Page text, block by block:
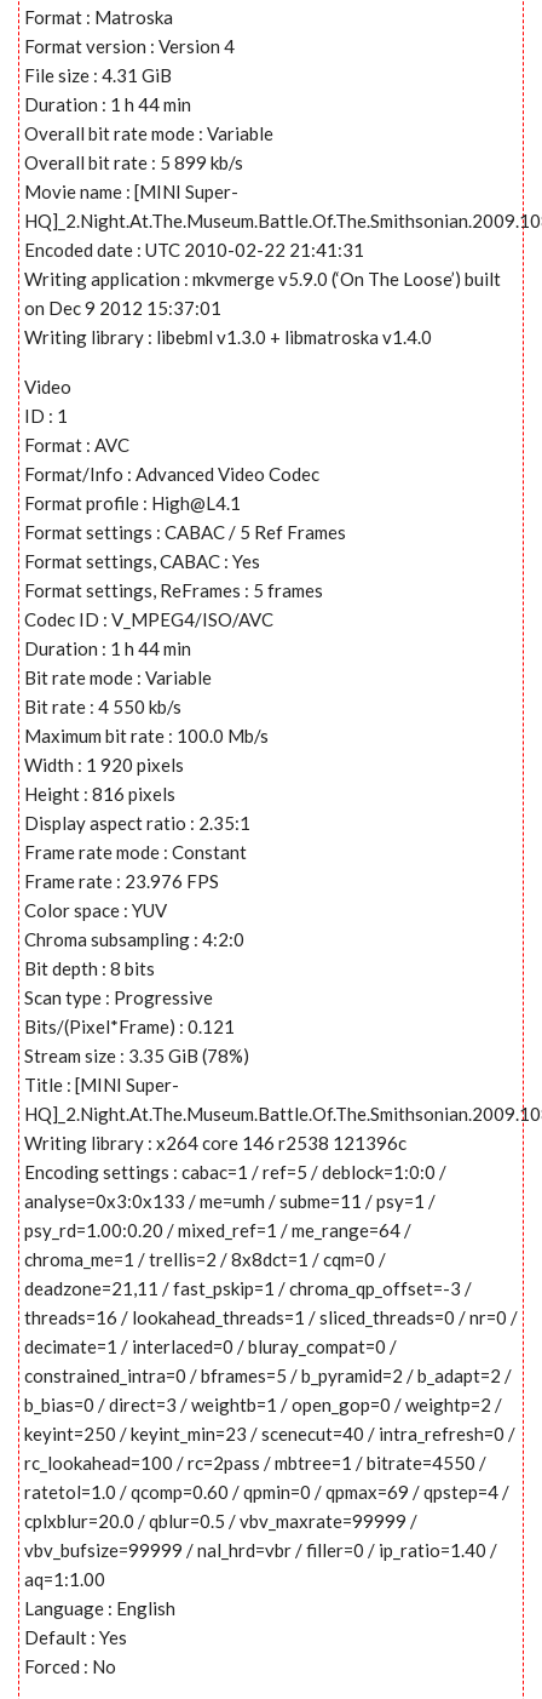
Format : Matroska
Format version : Version 4
File size : 4.31 GiB
Duration : 1 h 44 min
Overall bit rate mode : Variable
Overall bit rate : 5 899 kb/s
Movie name : [MINI Super-
Encoded date : UTC 2010-02-22 21:41:31
Writing application : mkvmerge v5.9.0 (‘On The Loose’) built
on Dec 9 2012 15:37:01
Writing library : libebml v1.3.0 + libmatroska v1.4.0
Video
ID : 1
Format : AVC
Format/Info : Advanced Video Codec
Format profile : High@L4.1
Format settings : CABAC / 5 Ref Frames
Format settings, CABAC : Yes
Format settings, ReFrames : 5 frames
Codec ID : V_MPEG4/ISO/AVC
Duration : 1 h 44 min
Bit rate mode : Variable
Bit rate : 4 550 kb/s
Maximum bit rate : 100.0 Mb/s
Width : 1 920 pixels
Height : 816 pixels
Display aspect ratio : 2.35:1
Frame rate mode : Constant
Frame rate : 23.976 FPS
Color space : YUV
Chroma subsampling : 4:2:0
Bit depth : 8 bits
Scan type : Progressive
Bits/(Pixel*Frame) : 0.121
Stream size : 3.35 GiB (78%)
Title : [MINI Super-
Writing library : x264 core 146 r2538 121396c
Encoding settings : cabac=1 / ref=5 / deblock=1:0:0 /
analyse=0x3:0x133 / me=umh / subme=11 / psy=1 /
psy_rd=1.00:0.20 / mixed_ref=1 / me_range=64 /
chroma_me=1 / trellis=2 / 8x8dct=1 / cqm=0 /
deadzone=21,11 / fast_pskip=1 / chroma_qp_offset=-3 /
threads=16 / lookahead_threads=1 / sliced_threads=0 / nr=0 /
decimate=1 / interlaced=0 / bluray_compat=0 /
constrained_intra=0 / bframes=5 / b_pyramid=2 / b_adapt=2 /
b_bias=0 / direct=3 / weightb=1 / open_gop=0 / weightp=2 /
keyint=250 / keyint_min=23 / scenecut=40 / intra_refresh=0 /
rc_lookahead=100 / rc=2pass / mbtree=1 / bitrate=4550 /
ratetol=1.0 / qcomp=0.60 / qpmin=0 / qpmax=69 / qpstep=4 /
cplxblur=20.0 / qblur=0.5 / vbv_maxrate=99999 /
vbv_bufsize=99999 / nal_hrd=vbr / filler=0 / ip_ratio=1.40 /
aq=1:1.00
Language : English
Default : Yes
Forced : No